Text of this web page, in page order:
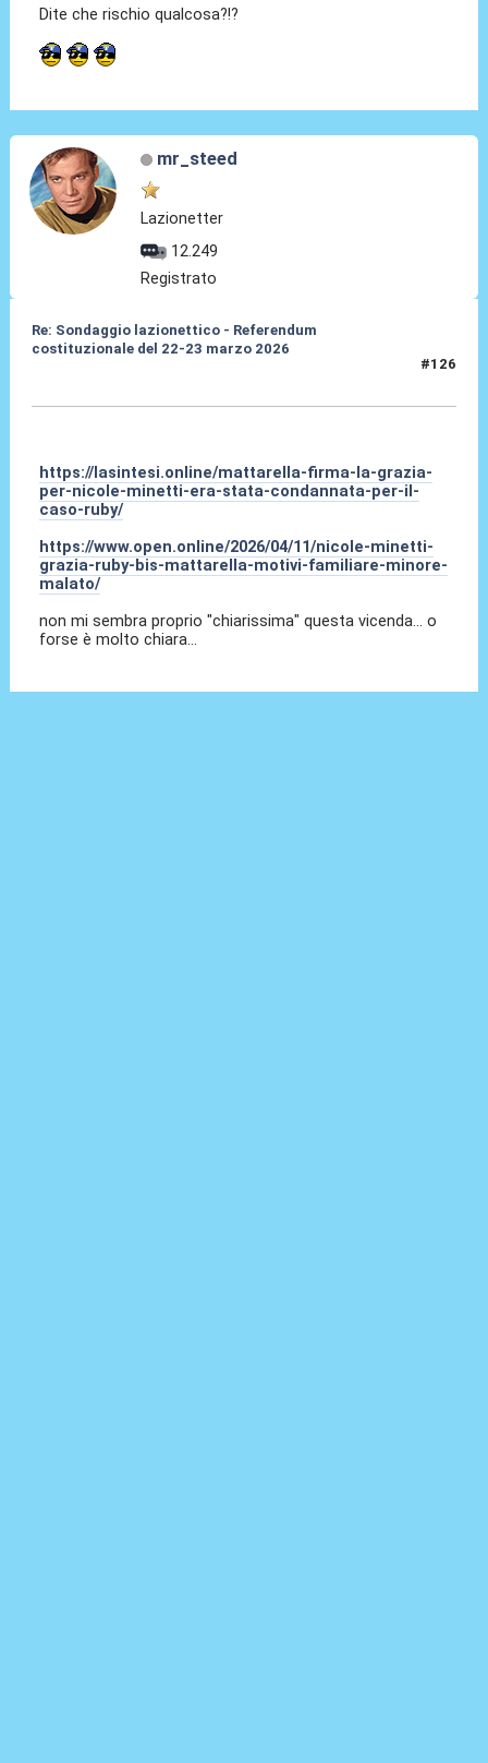
Dite che rischio qualcosa?!?
mr_steed
Lazionetter
12.249
Registrato
Re: Sondaggio lazionettico - Referendum
costituzionale del 22-23 marzo 2026
#126
https://lasintesi.online/mattarella-firma-la-grazia-
per-nicole-minetti-era-stata-condannata-per-il-
caso-ruby/
https://www.open.online/2026/04/11/nicole-minetti-
grazia-ruby-bis-mattarella-motivi-familiare-minore-
malato/
non mi sembra proprio "chiarissima" questa vicenda... o
forse è molto chiara...